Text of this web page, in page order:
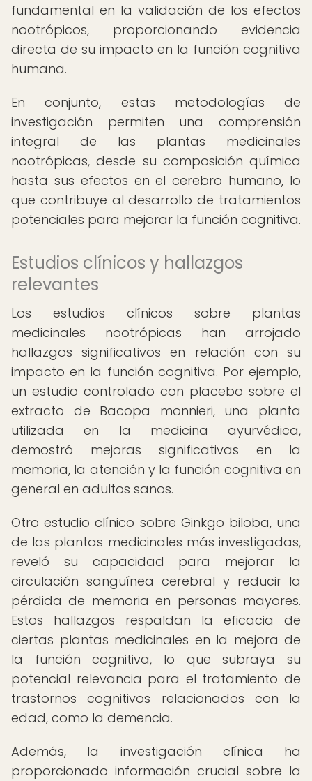
fundamental en la validación de los efectos
nootrópicos, proporcionando evidencia
directa de su impacto en la función cognitiva
humana.
En conjunto, estas metodologías de
investigación permiten una comprensión
integral de las plantas medicinales
nootrópicas, desde su composición química
hasta sus efectos en el cerebro humano, lo
que contribuye al desarrollo de tratamientos
potenciales para mejorar la función cognitiva.
Estudios clínicos y hallazgos
relevantes
Los estudios clínicos sobre plantas
medicinales nootrópicas han arrojado
hallazgos significativos en relación con su
impacto en la función cognitiva. Por ejemplo,
un estudio controlado con placebo sobre el
extracto de Bacopa monnieri, una planta
utilizada en la medicina ayurvédica,
demostró mejoras significativas en la
memoria, la atención y la función cognitiva en
general en adultos sanos.
Otro estudio clínico sobre Ginkgo biloba, una
de las plantas medicinales más investigadas,
reveló su capacidad para mejorar la
circulación sanguínea cerebral y reducir la
pérdida de memoria en personas mayores.
Estos hallazgos respaldan la eficacia de
ciertas plantas medicinales en la mejora de
la función cognitiva, lo que subraya su
potencial relevancia para el tratamiento de
trastornos cognitivos relacionados con la
edad, como la demencia.
Además, la investigación clínica ha
proporcionado información crucial sobre la